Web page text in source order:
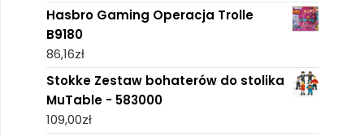
Hasbro Gaming Operacja Trolle
B9180
86,16zł
Stokke Zestaw bohaterów do stolika
MuTable - 583000
109,00zł